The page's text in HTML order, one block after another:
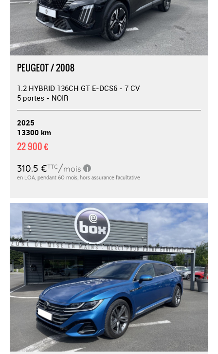
PEUGEOT / 2008
1.2 HYBRID 136CH GT E-DCS6 - 7 CV
5 portes - NOIR
2025
13300 km
22 900 €